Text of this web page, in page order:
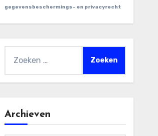
gegevensbeschermings- en privacyrecht
naar:
Archieven